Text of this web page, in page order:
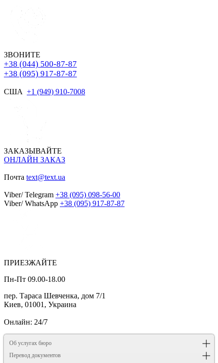
ЗВОНИТЕ
+38 (044) 500-87-87
+38 (095) 917-87-87
США +1 (949) 910-7008
ЗАКАЗЫВАЙТЕ
ОНЛАЙН ЗАКАЗ
Почта text@text.ua
Viber/ Telegram +38 (095) 098-56-00
Viber/ WhatsApp +38 (095) 917-87-87
ПРИЕЗЖАЙТЕ
Пн-Пт 09.00-18.00
пер. Тараса Шевченка, дом 7/1
Киев, 01001, Украина
Онлайн: 24/7
Об услугах бюро
Перевод документов